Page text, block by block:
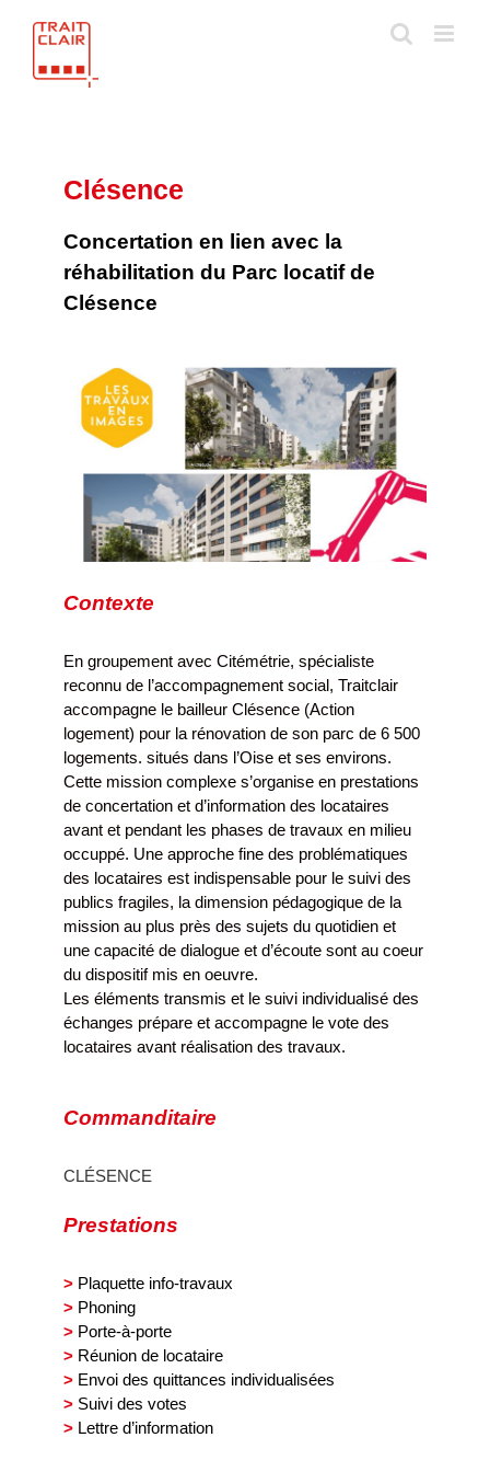
Clésence
Concertation en lien avec la
réhabilitation du Parc locatif de
Clésence
Contexte
En groupement avec Citémétrie, spécialiste
reconnu de l’accompagnement social, Traitclair
accompagne le bailleur Clésence (Action
logement) pour la rénovation de son parc de 6 500
logements. situés dans l’Oise et ses environs.
Cette mission complexe s’organise en prestations
de concertation et d’information des locataires
avant et pendant les phases de travaux en milieu
occuppé. Une approche fine des problématiques
des locataires est indispensable pour le suivi des
publics fragiles, la dimension pédagogique de la
mission au plus près des sujets du quotidien et
une capacité de dialogue et d’écoute sont au coeur
du dispositif mis en oeuvre.
Les éléments transmis et le suivi individualisé des
échanges prépare et accompagne le vote des
locataires avant réalisation des travaux.
Commanditaire
CLÉSENCE
Prestations
> Plaquette info-travaux
> Phoning
> Porte-à-porte
> Réunion de locataire
> Envoi des quittances individualisées
> Suivi des votes
> Lettre d’information